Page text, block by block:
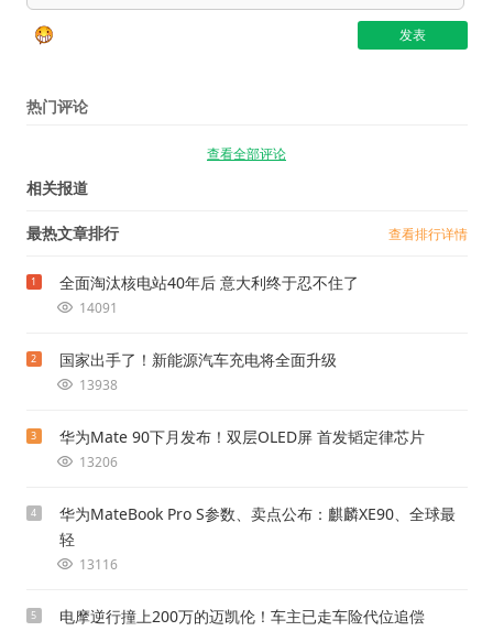
热门评论
查看全部评论
相关报道
最热文章排行 查看排行详情
1 全面淘汰核电站40年后 意大利终于忍不住了
14091
2 国家出手了！新能源汽车充电将全面升级
13938
3 华为Mate 90下月发布！双层OLED屏 首发韬定律芯片
13206
4
华为MateBook Pro S参数、卖点公布：麒麟XE90、全球最
轻
13116
5 电摩逆行撞上200万的迈凯伦！车主已走车险代位追偿